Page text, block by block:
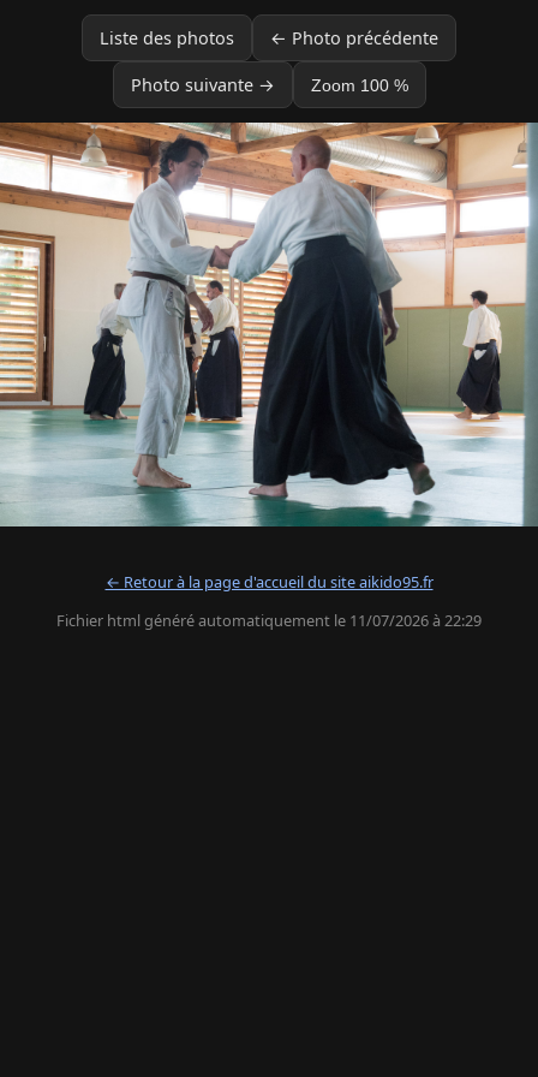
Liste des photos ← Photo précédente
Photo suivante → Zoom 100 %
← Retour à la page d'accueil du site aikido95.fr
Fichier html généré automatiquement le 11/07/2026 à 22:29